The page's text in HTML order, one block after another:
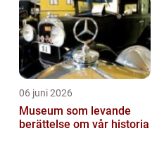
06 juni 2026
Museum som levande
berättelse om vår historia